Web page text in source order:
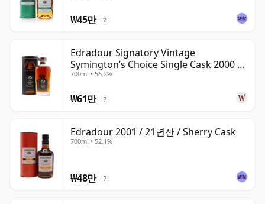
₩45만 ?
Edradour Signatory Vintage
Symington’s Choice Single Cask 2000 23
년산
700ml • 56.2%
₩61만 ?
Edradour 2001 / 21년산 / Sherry Cask
700ml • 52.1%
₩48만 ?